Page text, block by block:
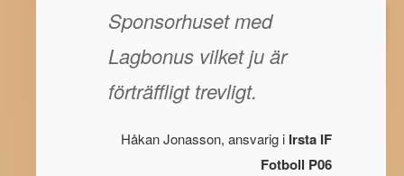
Sponsorhuset med
Lagbonus vilket ju är
förträffligt trevligt.
Håkan Jonasson, ansvarig i Irsta IF
Fotboll P06